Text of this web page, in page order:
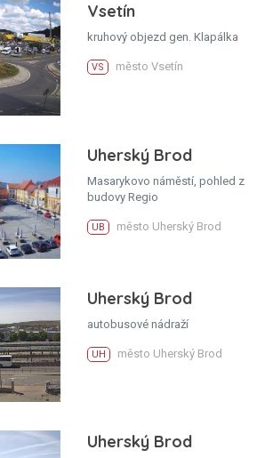
Vsetín
kruhový objezd gen. Klapálka
VS město Vsetín
Uherský Brod
Masarykovo náměstí, pohled z
budovy Regio
UB město Uherský Brod
Uherský Brod
autobusové nádraží
UH město Uherský Brod
Uherský Brod